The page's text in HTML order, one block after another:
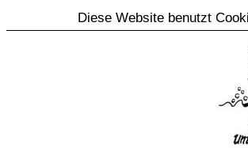
Diese Website benutzt